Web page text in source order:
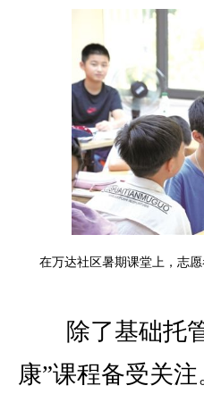
在万达社区暑期课堂上，志
除了基础托管
康”课程备受关